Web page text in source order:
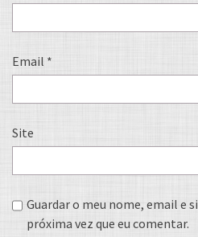
Email *
Site
Guardar o meu nome, email e
próxima vez que eu comentar.